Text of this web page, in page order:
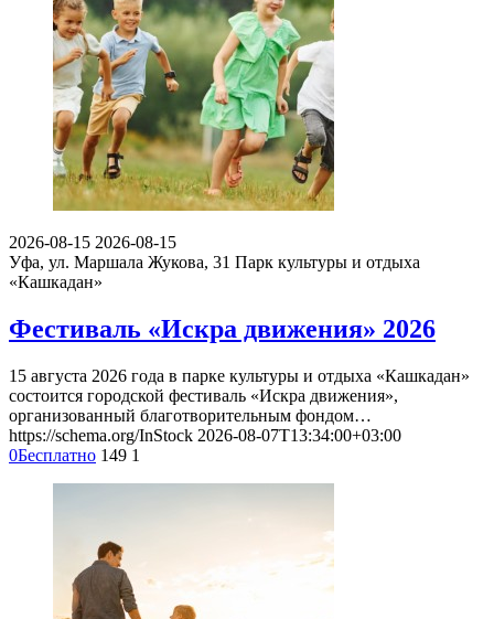
2026-08-15 2026-08-15
Уфа, ул. Маршала Жукова, 31 Парк культуры и отдыха
«Кашкадан»
Фестиваль «Искра движения» 2026
15 августа 2026 года в парке культуры и отдыха «Кашкадан»
состоится городской фестиваль «Искра движения»,
организованный благотворительным фондом…
https://schema.org/InStock 2026-08-07T13:34:00+03:00
0Бесплатно 149 1